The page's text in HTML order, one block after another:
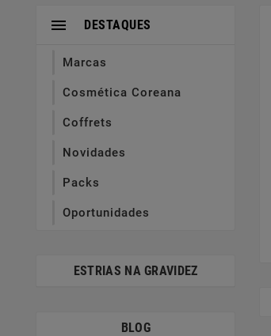
DESTAQUES

Marcas
Cosmética Coreana
Coffrets
Novidades
Packs
Oportunidades
ESTRIAS NA GRAVIDEZ
BLOG